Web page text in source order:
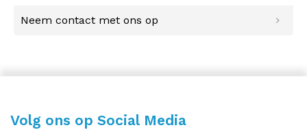
Neem contact met ons op
Volg ons op Social Media